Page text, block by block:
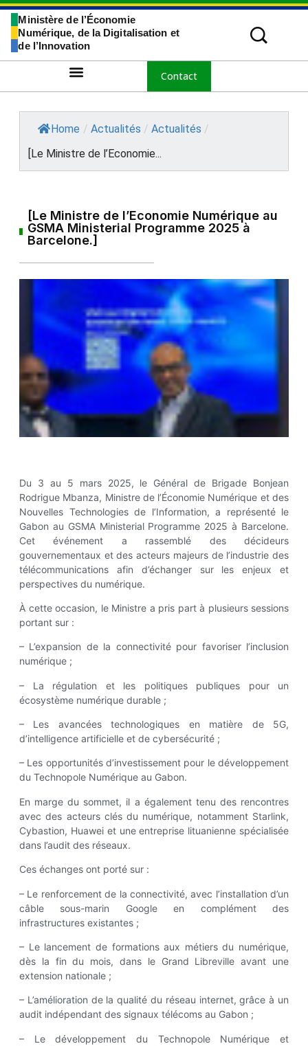
Ministère de l’Économie
Numérique, de la Digitalisation et
de l’Innovation
Contact
Home / Actualités / Actualités /
[Le Ministre de l’Economie...
[Le Ministre de l’Economie Numérique au
GSMA Ministerial Programme 2025 à
Barcelone.]
Du 3 au 5 mars 2025, le Général de Brigade Bonjean
Rodrigue Mbanza, Ministre de l’Économie Numérique et des
Nouvelles Technologies de l’Information, a représenté le
Gabon au GSMA Ministerial Programme 2025 à Barcelone.
Cet événement a rassemblé des décideurs
gouvernementaux et des acteurs majeurs de l’industrie des
télécommunications afin d’échanger sur les enjeux et
perspectives du numérique.
À cette occasion, le Ministre a pris part à plusieurs sessions
portant sur :
– L’expansion de la connectivité pour favoriser l’inclusion
numérique ;
– La régulation et les politiques publiques pour un
écosystème numérique durable ;
– Les avancées technologiques en matière de 5G,
d’intelligence artificielle et de cybersécurité ;
– Les opportunités d’investissement pour le développement
du Technopole Numérique au Gabon.
En marge du sommet, il a également tenu des rencontres
avec des acteurs clés du numérique, notamment Starlink,
Cybastion, Huawei et une entreprise lituanienne spécialisée
dans l’audit des réseaux.
Ces échanges ont porté sur :
– Le renforcement de la connectivité, avec l’installation d’un
câble sous-marin Google en complément des
infrastructures existantes ;
– Le lancement de formations aux métiers du numérique,
dès la fin du mois, dans le Grand Libreville avant une
extension nationale ;
– L’amélioration de la qualité du réseau internet, grâce à un
audit indépendant des signaux télécoms au Gabon ;
– Le développement du Technopole Numérique et